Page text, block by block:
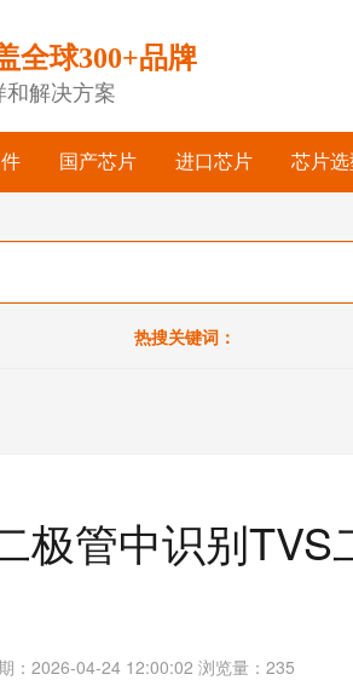
全球300+品牌
和解决方案
国产芯片 进口芯片 芯片选
热搜关键词：
极管中识别TVS
：2026-04-24 12:00:02 浏览量： 235